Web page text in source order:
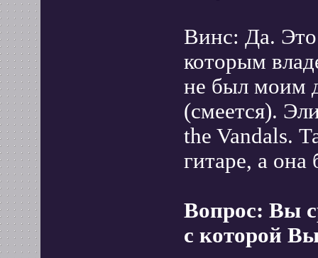
Винс: Да. Это
которым
не был моим
(смеется).
the Vandals.
гитаре, а она
Вопрос: Вы
с которой